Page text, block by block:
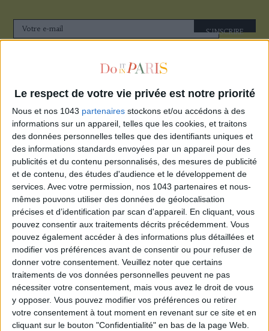
Le respect de votre vie privée est notre priorité
Nous et nos 1043 partenaires stockons et/ou accédons à des
informations sur un appareil, telles que les cookies, et traitons
des données personnelles telles que des identifiants uniques et
des informations standards envoyées par un appareil pour des
publicités et du contenu personnalisés, des mesures de publicité
et de contenu, des études d'audience et le développement de
services. Avec votre permission, nos 1043 partenaires et nous-
mêmes pouvons utiliser des données de géolocalisation
précises et d’identification par scan d'appareil. En cliquant, vous
pouvez consentir aux traitements décrits précédemment. Vous
pouvez également accéder à des informations plus détaillées et
modifier vos préférences avant de consentir ou pour refuser de
donner votre consentement. Veuillez noter que certains
traitements de vos données personnelles peuvent ne pas
nécessiter votre consentement, mais vous avez le droit de vous
y opposer. Vous pouvez modifier vos préférences ou retirer
votre consentement à tout moment en revenant sur ce site et en
cliquant sur le bouton "Confidentialité" en bas de la page Web.
S'INSCRIRE
ADOPT PARFUMS RÉVOLUTIONNE LA PARFUMERIE MADE IN FRANCE À PETIT PRIX